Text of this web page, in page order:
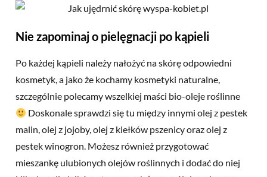
Nie zapominaj o pielęgnacji po kąpieli
Po każdej kąpieli należy nałożyć na skórę odpowiedni
kosmetyk, a jako że kochamy kosmetyki naturalne,
szczególnie polecamy wszelkiej maści bio-oleje roślinne
Doskonale sprawdzi się tu między innymi olej z pestek
malin, olej z jojoby, olej z kiełków pszenicy oraz olej z
pestek winogron. Możesz również przygotować
mieszankę ulubionych olejów roślinnych i dodać do niej